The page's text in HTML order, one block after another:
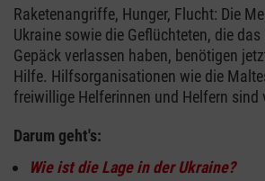
Raketenangriffe, Hunger, Flucht: Die
Ukraine sowie die Geflüchteten, die
Gepäck verlassen haben, benötigen
Hilfe. Hilfsorganisationen wie die
freiwillige Helferinnen und Helfern sind
Darum geht's:
Wie ist die Lage in der Ukraine?